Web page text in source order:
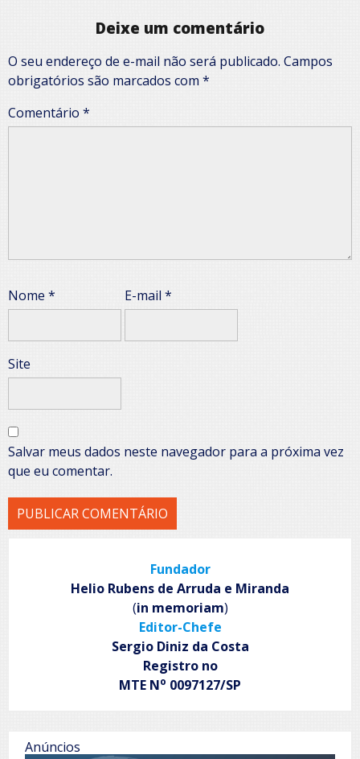
Deixe um comentário
O seu endereço de e-mail não será publicado. Campos
obrigatórios são marcados com *
Comentário *
Nome * E-mail*
Site
Salvar meus dados neste navegador para a próxima vez
que eu comentar.
Fundador
Helio Rubens de Arruda e Miranda
(in memoriam)
Editor-Chefe
Sergio Diniz da Costa
Registro no
MTE No 0097127/SP
Anúncios